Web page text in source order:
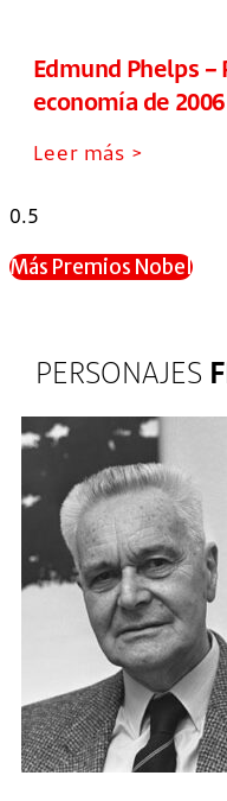
Edmund Phelps
economía de 2006
Leer más >
Más Premios Nobel
PERSONAJES